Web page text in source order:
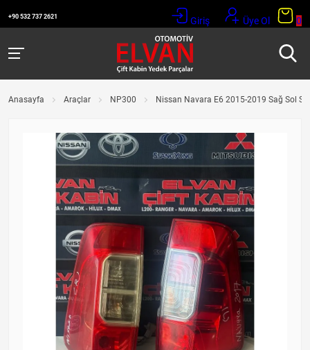
+90 532 737 2621 Giriş Üye Ol 0
Anasayfa Araçlar NP300 Nissan Navara E6 2015-2019 Sağ Sol